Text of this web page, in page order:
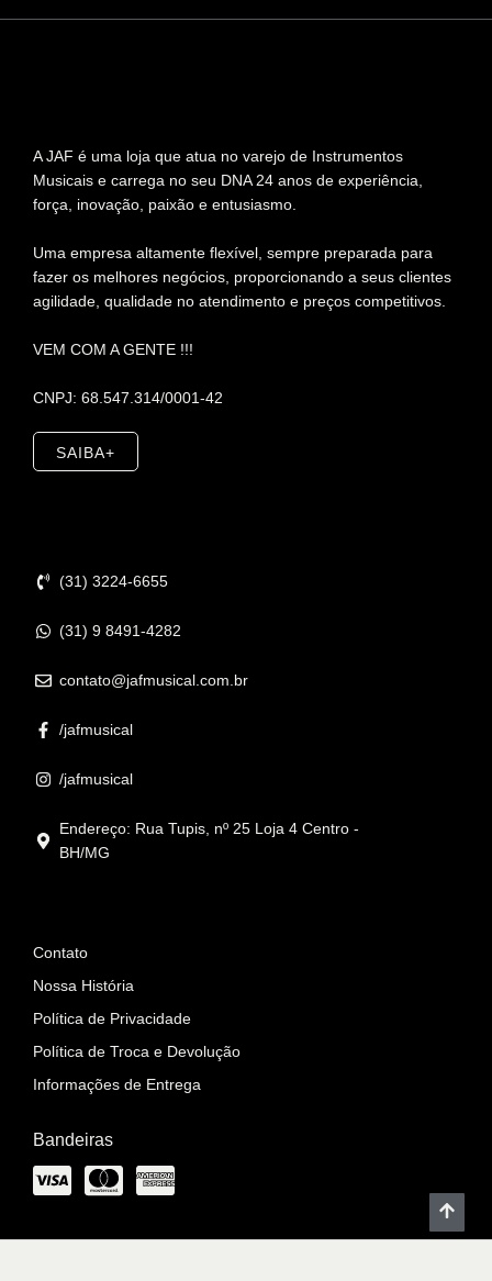
A JAF é uma loja que atua no varejo de Instrumentos
Musicais e carrega no seu DNA 24 anos de experiência,
força, inovação, paixão e entusiasmo.
Uma empresa altamente flexível, sempre preparada para
fazer os melhores negócios, proporcionando a seus clientes
agilidade, qualidade no atendimento e preços competitivos.
VEM COM A GENTE !!!
CNPJ: 68.547.314/0001-42
SAIBA+
(31) 3224-6655
(31) 9 8491-4282
contato@jafmusical.com.br
/jafmusical
/jafmusical
Endereço: Rua Tupis, nº 25 Loja 4 Centro -
BH/MG
Contato
Nossa História
Política de Privacidade
Política de Troca e Devolução
Informações de Entrega
Bandeiras